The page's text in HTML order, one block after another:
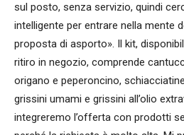
sul posto, senza servizio, quindi
intelligente per entrare nella mente
proposta di asporto». Il kit,
ritiro in negozio, comprende
origano e peperoncino,
grissini umami e grissini all’olio
integreremo l’offerta con prodotti